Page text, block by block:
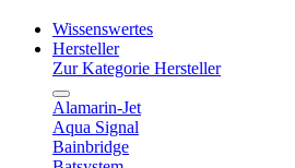
Wissenswertes
Hersteller
Zur Kategorie Hersteller
Alamarin-Jet
Aqua Signal
Bainbridge